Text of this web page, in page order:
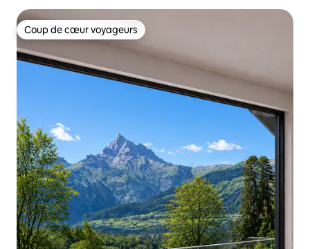
Coup de cœur voyageurs
Coup de cœur voyageurs